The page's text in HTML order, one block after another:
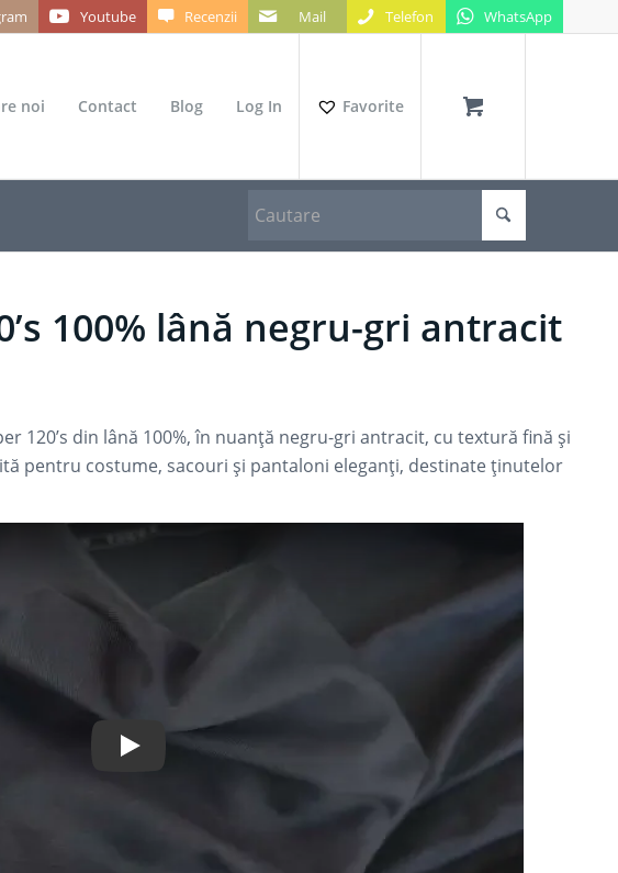
Youtube Recenzii Mail Telefon WhatsApp
noi Contact Blog Log In Favorite
100% lână negru-gri antracit
120’s din lână 100%, în nuanță negru-gri antracit, cu textură fină și
pentru costume, sacouri și pantaloni eleganți, destinate ținutelor
Play Video